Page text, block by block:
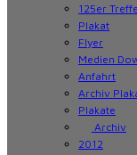
125er
Plakat
Flyer
Medien
Anfahrt
Archiv
Plakate
Archiv
2012